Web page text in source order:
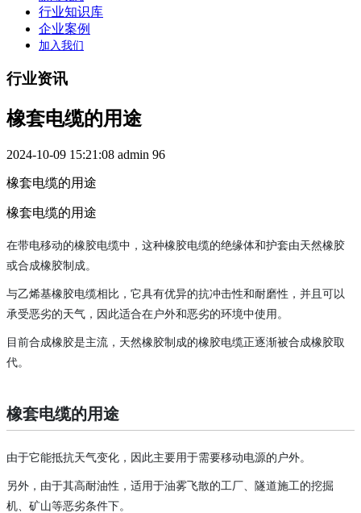
行业知识库
企业案例
加入我们
行业资讯
橡套电缆的用途
2024-10-09 15:21:08 admin 96
橡套电缆的用途
橡套电缆的用途
在带电移动的橡胶电缆中，这种橡胶电缆的绝缘体和护套由天然橡胶
或合成橡胶制成。
与乙烯基橡胶电缆相比，它具有优异的抗冲击性和耐磨性，并且可以
承受恶劣的天气，因此适合在户外和恶劣的环境中使用。
目前合成橡胶是主流， 天然橡胶制成的橡胶电缆正逐渐被合成橡胶取
代。
橡套电缆的用途
由于它能抵抗天气变化，因此主要用于需要移动电源的户外。
另外，由于其高耐油性，适用于油雾飞散的工厂、隧道施工的挖掘
机、矿山等恶劣条件下。